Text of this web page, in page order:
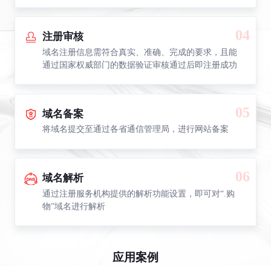
注册审核
域名注册信息需符合真实、准确、完成的要求，且能
通过国家权威部门的数据验证审核通过后即注册成功
04
域名备案
将域名提交至通过各省通信管理局，进行网站备案
05
域名解析
通过注册服务机构提供的解析功能设置，即可对“.购
物”域名进行解析
06
应用案例